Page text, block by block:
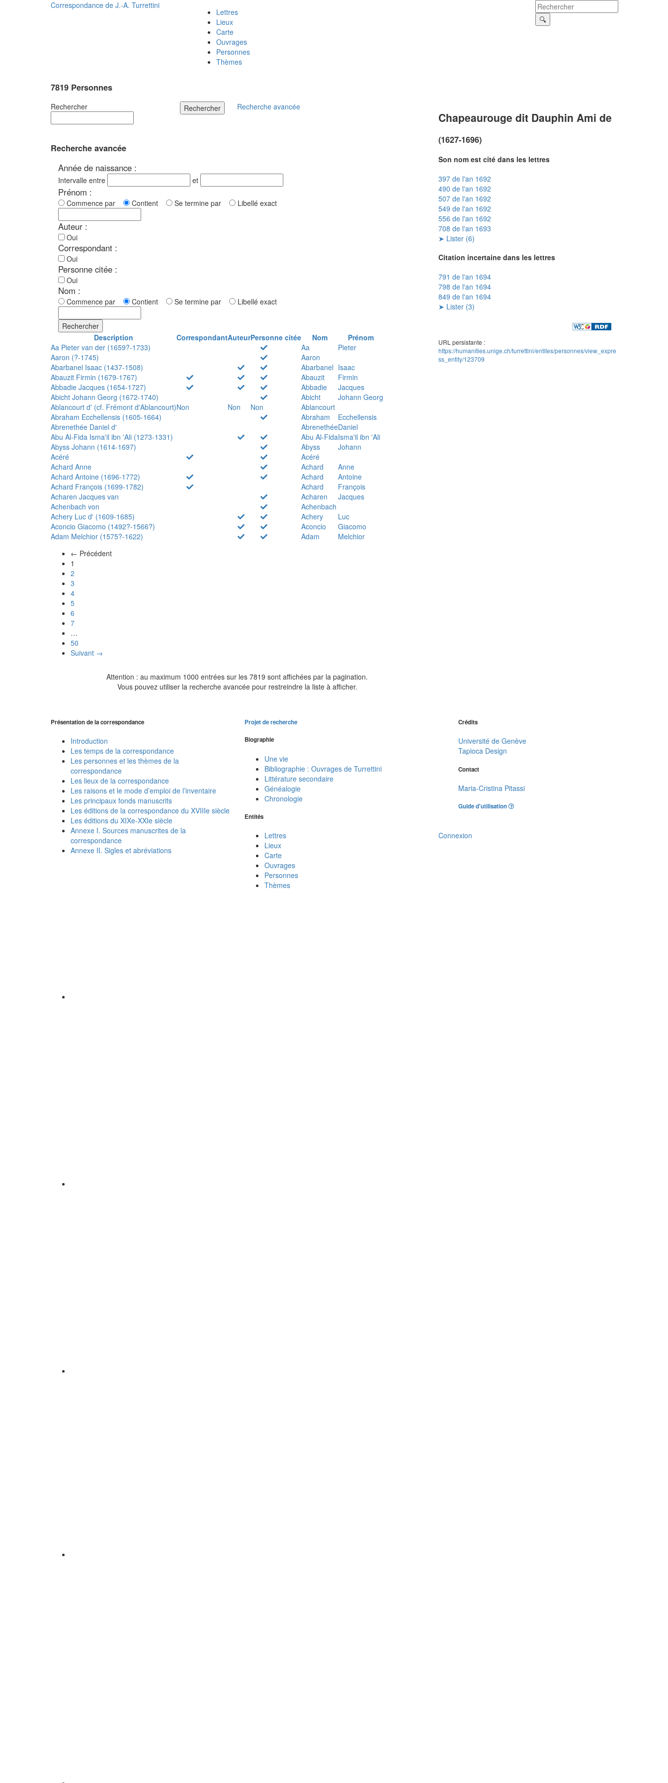
Correspondance de J.-A. Turrettini
Lettres
Lieux
Carte
Ouvrages
Personnes
Thèmes
7819 Personnes
Rechercher Rechercher Recherche avancée
Recherche avancée
Année de naissance :
Intervalle entre et
Prénom :
Commence par Contient Se termine par Libellé exact
Auteur :
Oui
Correspondant :
Oui
Personne citée :
Oui
Nom :
Commence par Contient Se termine par Libellé exact
Rechercher
Description
CorrespondantAuteurPersonne citée Nom
Prénom
Aa Pieter van der (1659?-1733)
Aa
Pieter
Aaron (?-1745)
Aaron
Abarbanel Isaac (1437-1508)
Abarbanel Isaac
Abauzit Firmin (1679-1767)
Abauzit
Firmin
Abbadie Jacques (1654-1727)
Abbadie
Jacques
Abicht Johann Georg (1672-1740)
Abicht
Johann Georg
Ablancourt d' (cf. Frémont d'Ablancourt)Non Non Non
Ablancourt
Abraham Ecchellensis (1605-1664)
Abraham
Ecchellensis
Abrenethée Daniel d'
AbrenethéeDaniel
Abu Al-Fida Isma'il ibn 'Ali (1273-1331)
Abu Al-FidaIsma'il ibn 'Ali
Abyss Johann (1614-1697)
Abyss
Johann
Acéré
Acéré
Achard Anne
Achard
Anne
Achard Antoine (1696-1772)
Achard
Antoine
Achard François (1699-1782)
Achard
François
Acharen Jacques van
Acharen
Jacques
Achenbach von
Achenbach
Achery Luc d' (1609-1685)
Achery
Luc
Aconcio Giacomo (1492?-1566?)
Aconcio
Giacomo
Adam Melchior (1575?-1622)
Adam
Melchior
← Précédent
1
2
3
4
5
6
7
…
50
Suivant →
Attention : au maximum 1000 entrées sur les 7819 sont affichées par la pagination.
Vous pouvez utiliser la recherche avancée pour restreindre la liste à afficher.
Chapeaurouge dit Dauphin Ami de
(1627-1696)
Son nom est cité dans les lettres
397 de l'an 1692
490 de l'an 1692
507 de l'an 1692
549 de l'an 1692
556 de l'an 1692
708 de l'an 1693
➤ Lister (6)
Citation incertaine dans les lettres
791 de l'an 1694
798 de l'an 1694
849 de l'an 1694
➤ Lister (3)
URL persistante :
https://humanities.unige.ch/turrettini/entites/personnes/view_expre
ss_entity/123709
Présentation de la correspondance
Introduction
Les temps de la correspondance
Les personnes et les thèmes de la
correspondance
Les lieux de la correspondance
Les raisons et le mode d’emploi de l’inventaire
Les principaux fonds manuscrits
Les éditions de la correspondance du XVIIIe siècle
Les éditions du XIXe-XXIe siècle
Annexe I. Sources manuscrites de la
correspondance
Annexe II. Sigles et abréviations
Projet de recherche
Biographie
Une vie
Bibliographie : Ouvrages de Turrettini
Littérature secondaire
Généalogie
Chronologie
Entités
Lettres
Lieux
Carte
Ouvrages
Personnes
Thèmes
Crédits
Université de Genève
Tapioca Design
Contact
Maria-Cristina Pitassi
Guide d'utilisation
Connexion